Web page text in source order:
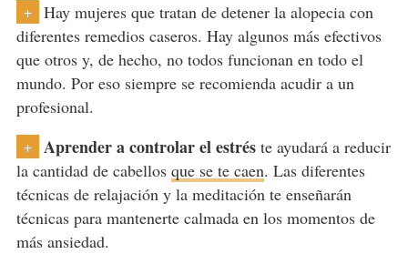
+
Hay mujeres que tratan de detener la alopecia con
diferentes remedios caseros. Hay algunos más efectivos
que otros y, de hecho, no todos funcionan en todo el
mundo. Por eso siempre se recomienda acudir a un
profesional.
+ Aprender a controlar el estréste ayudará a reducir
la cantidad de cabellos que se te caen. Las diferentes
técnicas de relajación y la meditación te enseñarán
técnicas para mantenerte calmada en los momentos de
más ansiedad.